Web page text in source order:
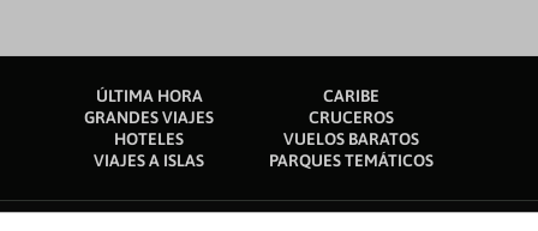
ÚLTIMA HORA
CARIBE
GRANDES VIAJES
CRUCEROS
HOTELES
VUELOS BARATOS
VIAJES A ISLAS
PARQUES TEMÁTICOS